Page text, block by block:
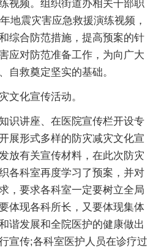
视频。组织街道办相关干部职
地震灾害应急救援演练视频，
综合防范措施，提高预案的针
应对防范准备工作，为向广大
自救奠定坚实的基础。
文化宣传活动。
识讲座、在医院宣传栏开设专
展形式多样的防灾减灾文化宣
放有关宣传材料，在此次防灾
各科室再度学习了预案，并对
，要求各科室一定要树立全局
体现各科所长，又要体现集体
谐发展和全院医护的健康做出
宣传;各科室医护人员在诊疗过